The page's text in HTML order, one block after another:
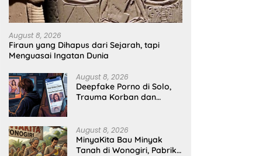
Lolos
Soroti Akses Pendidikan dan
Kesehatan
August 8, 2026
Firaun yang Dihapus dari Sejarah, tapi
Menguasai Ingatan Dunia
August 8, 2026
Deepfake Porno di Solo,
Trauma Korban dan
August 8, 2026
MinyaKita Bau Minyak
Tanah di Wonogiri, Pabrik